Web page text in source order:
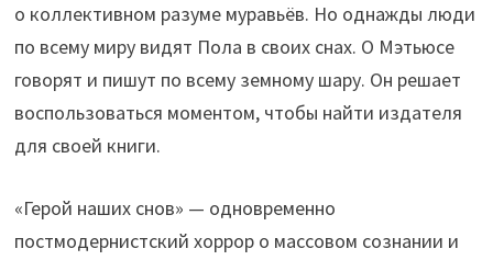
о коллективном разуме муравьёв. Но однажды люди
по всему миру видят Пола в своих снах. О Мэтьюсе
говорят и пишут по всему земному шару. Он решает
воспользоваться моментом, чтобы найти издателя
для своей книги.
«Герой наших снов» — одновременно
постмодернистский хоррор о массовом сознании и